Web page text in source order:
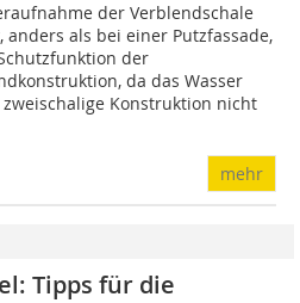
der Verblendschale
anders als bei einer Putzfassade,
der
da das Wasser
Konstruktion nicht
mehr
Tipps für die